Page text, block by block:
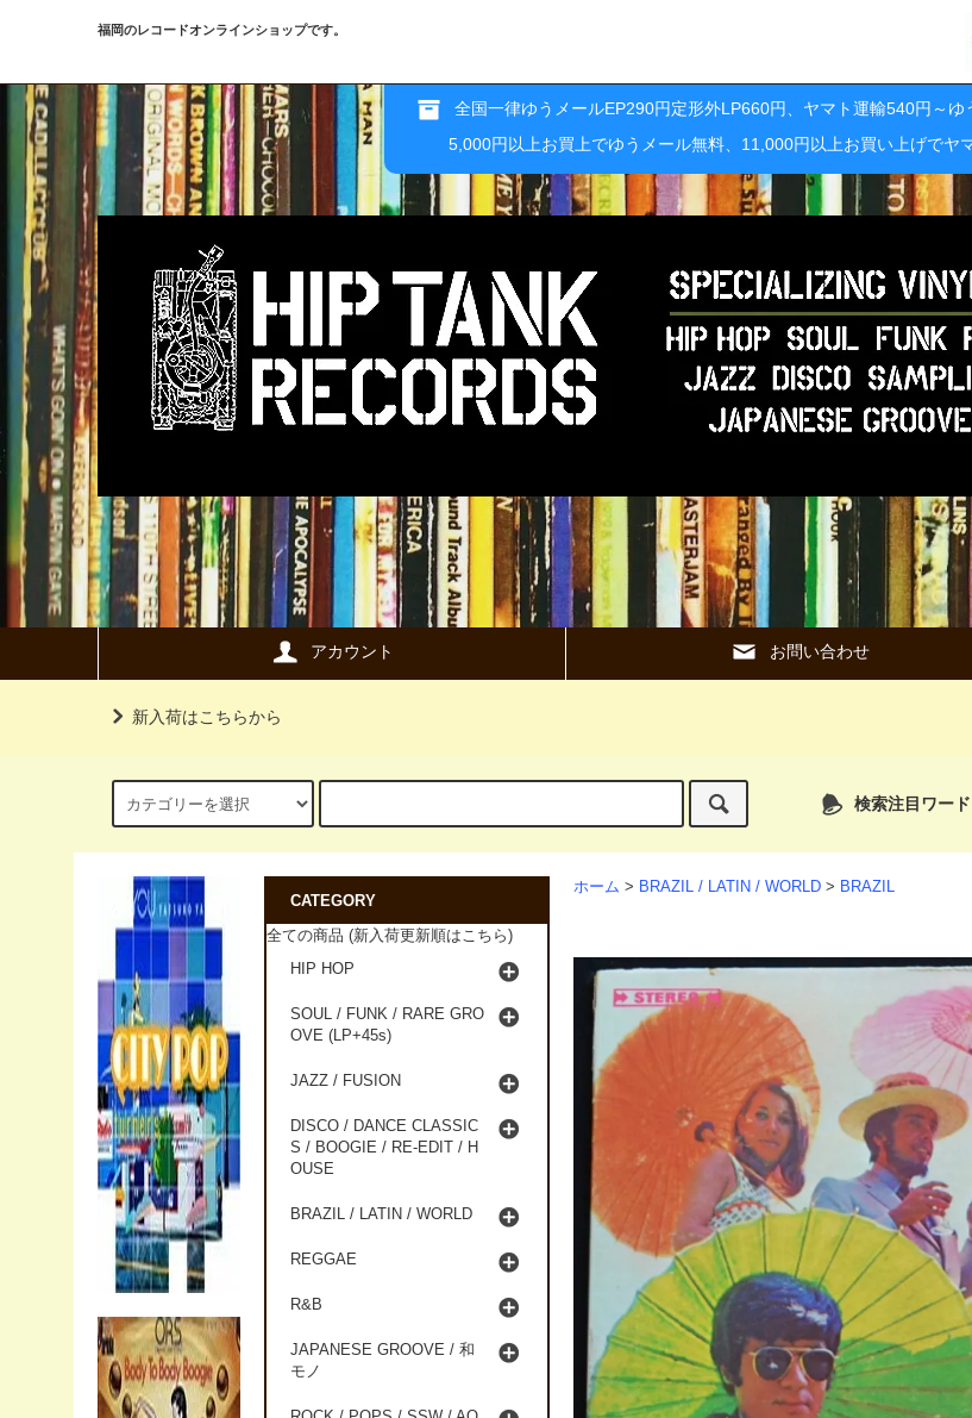
福岡のレコードオンラインショップです。
全国一律ゆうメールEP290円定形外LP660円、ヤマト運輸540円～ゆ
5,000円以上お買上でゆうメール無料、11,000円以上お買い上げでヤ
アカウント お問い合わせ
新入荷はこちらから
検索注目ワード
ホーム > BRAZIL / LATIN / WORLD > BRAZIL
CATEGORY
全ての商品 (新入荷更新順はこちら)
HIP HOP
SOUL / FUNK / RARE GRO
OVE (LP+45s)
JAZZ / FUSION
DISCO / DANCE CLASSIC
S / BOOGIE / RE-EDIT / H
OUSE
BRAZIL / LATIN / WORLD
REGGAE
R&B
JAPANESE GROOVE / 和
モノ